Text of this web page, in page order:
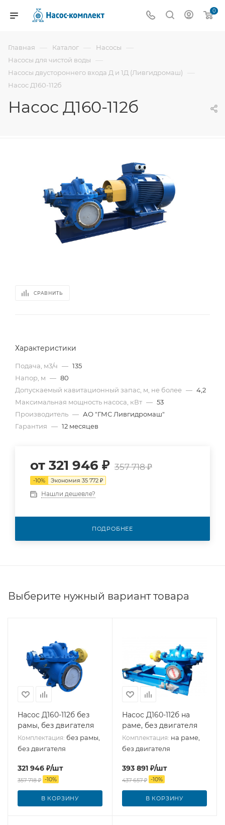
0
Главная — Каталог — Насосы —
Насосы для чистой воды —
Насосы двустороннего входа Д и 1Д (Ливгидромаш) —
Насос Д160-112б
Насос Д160-112б
СРАВНИТЬ
Характеристики
Подача, м3/ч — 135
Напор, м — 80
Допускаемый кавитационный запас, м, не более — 4,2
Максимальная мощность насоса, кВт — 53
Производитель — АО "ГМС Ливгидромаш"
Гарантия — 12 месяцев
от 321 946 ₽ 357 718 ₽
-10% Экономия 35 772 ₽
Нашли дешевле?
ПОДРОБНЕЕ
Выберите нужный вариант товара
Насос Д160-112б без
рамы, без двигателя
Комплектация: без рамы,
без двигателя
321 946 ₽/шт
357 718₽ -10%
В КОРЗИНУ
Насос Д160-112б на
раме, без двигателя
Комплектация: на раме,
без двигателя
393 891 ₽/шт
437 657₽ -10%
В КОРЗИНУ